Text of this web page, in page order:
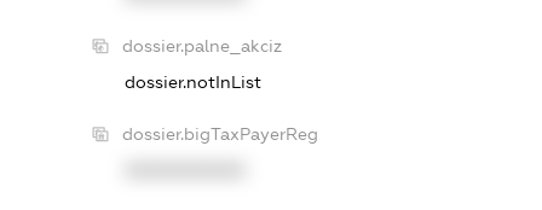
dossier.palne_akciz
dossier.notInList
dossier.bigTaxPayerReg